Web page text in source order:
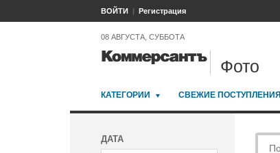
ВОЙТИ Регистрация
08 АВГУСТА, СУББОТА
Фото
КАТЕГОРИИ СВЕЖИЕ ПОСТУПЛЕНИЯ
ДАТА